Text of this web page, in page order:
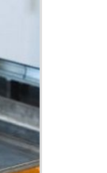
ótima